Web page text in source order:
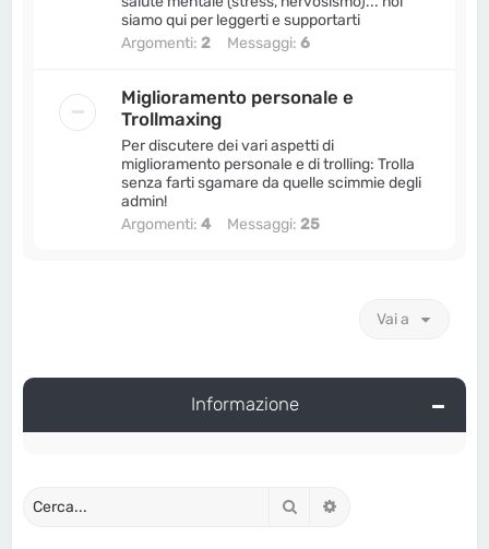
siamo qui per leggerti e supportarti
Argomenti:2 Messaggi:6
Miglioramento personale e
Trollmaxing
Per discutere dei vari aspetti di
miglioramento personale e di trolling: Trolla
senza farti sgamare da quelle scimmie degli
admin!
Argomenti:4 Messaggi:25
Vai a
Informazione
Cerca